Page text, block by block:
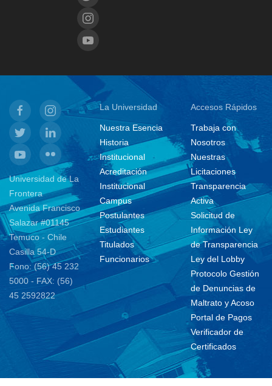
Universidad de La
Frontera
Avenida Francisco
Salazar #01145
Temuco - Chile
Casilla 54-D
Fono: (56) 45 232
5000 - FAX: (56)
45 2592822
La Universidad
Nuestra Esencia
Historia
Institucional
Acreditación
Institucional
Campus
Postulantes
Estudiantes
Titulados
Funcionarios
Accesos Rápidos
Trabaja con
Nosotros
Nuestras
Licitaciones
Transparencia
Activa
Solicitud de
Información Ley
de Transparencia
Ley del Lobby
Protocolo Gestión
de Denuncias de
Maltrato y Acoso
Portal de Pagos
Verificador de
Certificados